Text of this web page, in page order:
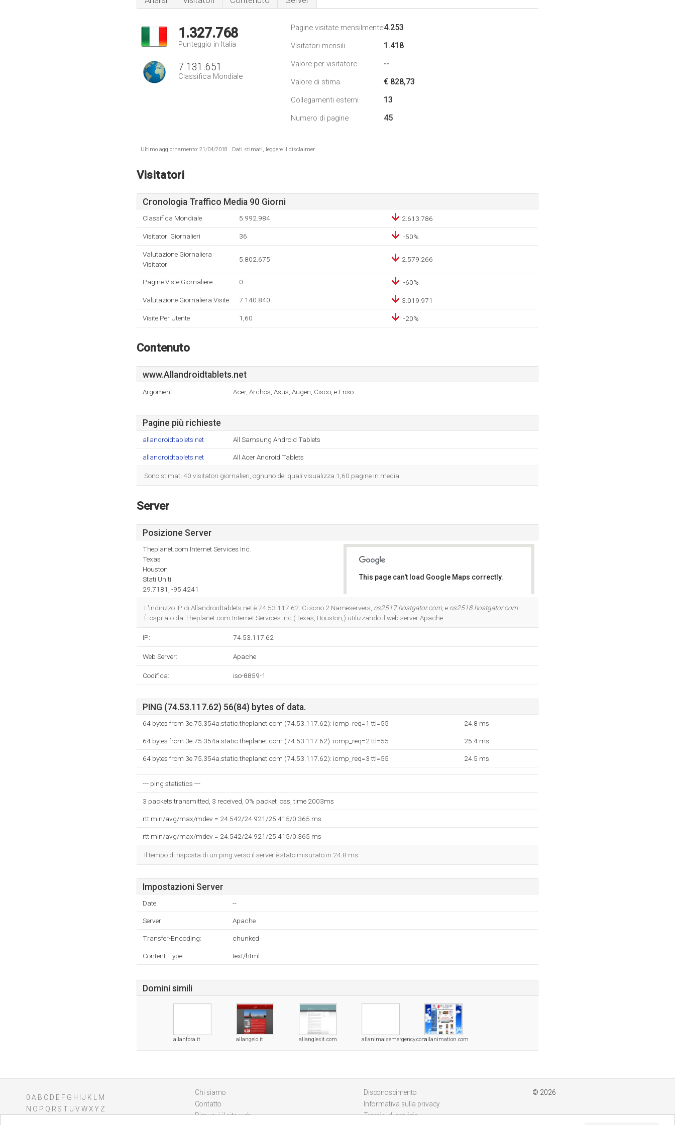
1.327.768
Punteggio in Italia
7.131.651
Classifica Mondiale
Pagine visitate mensilmente4.253
Visitatori mensili 1.418
Valore per visitatore --
Valore di stima € 828,73
Collegamenti esterni 13
Numero di pagine 45
Ultimo aggiornamento: 21/04/2018 . Dati stimati, leggere il disclaimer.
Visitatori
Cronologia Traffico Media 90 Giorni
Classifica Mondiale 5.992.984 2.613.786
Visitatori Giornalieri 36 -50%
Valutazione Giornaliera
Visitatori
5.802.675 2.579.266
Pagine Viste Giornaliere 0 -60%
Valutazione Giornaliera Visite 7.140.840 3.019.971
Visite Per Utente 1,60 -20%
Contenuto
www.Allandroidtablets.net
Argomenti: Acer, Archos, Asus, Augen, Cisco, e Enso.
Pagine più richieste
allandroidtablets.net All Samsung Android Tablets
allandroidtablets.net All Acer Android Tablets
Sono stimati 40 visitatori giornalieri, ognuno dei quali visualizza 1,60 pagine in media.
Server
Posizione Server
Theplanet.com Internet Services Inc.
Texas
Houston
Stati Uniti
29.7181, -95.4241
This page can't load Google Maps correctly.
L'indirizzo IP di Allandroidtablets.net è 74.53.117.62. Ci sono 2 Nameservers, ns2517.hostgator.com, e ns2518.hostgator.com.
È ospitato da Theplanet.com Internet Services Inc (Texas, Houston,) utilizzando il web server Apache.
IP: 74.53.117.62
Web Server: Apache
Codifica: iso-8859-1
PING (74.53.117.62) 56(84) bytes of data.
64 bytes from 3e.75.354a.static.theplanet.com (74.53.117.62): icmp_req=1 ttl=55 24.8 ms
64 bytes from 3e.75.354a.static.theplanet.com (74.53.117.62): icmp_req=2 ttl=55 25.4 ms
64 bytes from 3e.75.354a.static.theplanet.com (74.53.117.62): icmp_req=3 ttl=55 24.5 ms
--- ping statistics ---
3 packets transmitted, 3 received, 0% packet loss, time 2003ms
rtt min/avg/max/mdev = 24.542/24.921/25.415/0.365 ms
rtt min/avg/max/mdev = 24.542/24.921/25.415/0.365 ms
Il tempo di risposta di un ping verso il server è stato misurato in 24.8 ms.
Impostazioni Server
Date: --
Server: Apache
Transfer-Encoding: chunked
Content-Type: text/html
Domini simili
allanfora.it allangelo.it allanglesit.com allanimalsemergency.comallanimation.com
0 A B C D E F G H J K
M
N O P Q R S T U V WXY Z
Chi siamo
Contatto
Rimuovi il sito web
Disconoscimento
Informativa sulla privacy
Termini di servizio
© 2026